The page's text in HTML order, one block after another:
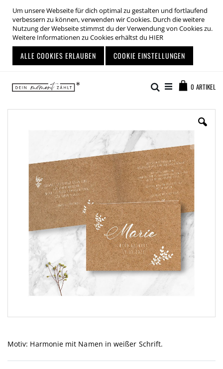
Um unsere Webseite für dich optimal zu gestalten und fortlaufend
verbessern zu können, verwenden wir Cookies. Durch die weitere
Nutzung der Webseite stimmst du der Verwendung von Cookies zu.
Weitere Informationen zu Cookies erhältst du HIER
ALLE COOKIES ERLAUBEN COOKIE EINSTELLUNGEN
Inhalt
springen
0 ARTIKEL
Suche
der
Bildgalerie
Motiv: Harmonie mit Namen in weißer Schrift.